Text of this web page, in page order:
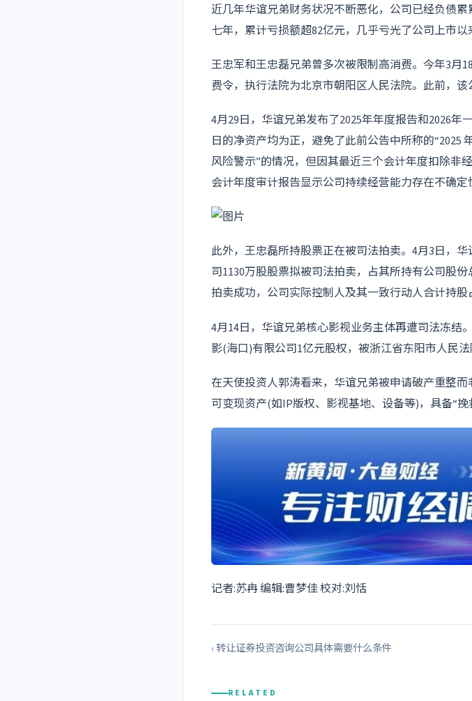
近几年华谊兄弟财务状况不断恶化，公司已经负债
七年，累计亏损额超82亿元，几乎亏光了公司上市以
王忠军和王忠磊兄弟曾多次被限制高消费。今年3月
费令，执行法院为北京市朝阳区人民法院。此前，该
4月29日，华谊兄弟发布了2025年年度报告和2026
日的净资产均为正，避免了此前公告中所称的“2025
风险警示”的情况，但因其最近三个会计年度扣除非
会计年度审计报告显示公司持续经营能力存在不确
此外，王忠磊所持股票正在被司法拍卖。4月3日，
司1130万股股票拟被司法拍卖，占其所持有公司股
拍卖成功，公司实际控制人及其一致行动人合计持股
4月14日，华谊兄弟核心影视业务主体再遭司法冻结
影(海口)有限公司1亿元股权，被浙江省东阳市人民法
在天使投资人郭涛看来，华谊兄弟被申请破产重整
可变现资产(如IP版权、影视基地、设备等)，具备“挽
记者:苏冉 编辑:曹梦佳 校对:刘恬
‹ 转让证券投资咨询公司具体需要什么条件
RELATED